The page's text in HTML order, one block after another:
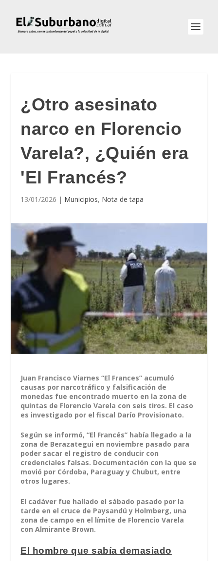
¿Otro asesinato
narco en Florencio
Varela?, ¿Quién era
'El Francés?
13/01/2026 | Municipios, Nota de tapa
Juan Francisco Viarnes “El Frances” acumuló
causas por narcotráfico y falsificación de
monedas fue encontrado muerto en la zona de
quintas de Florencio Varela con seis tiros. El caso
es investigado por el fiscal Darío Provisionato.
Según se informó, “El Francés” había llegado a la
zona de Berazategui en noviembre pasado para
poder sacar el registro de conducir con
credenciales falsas. Documentación con la que se
movió por Córdoba, Paraguay y Chubut, entre
otros lugares.
El cadáver fue hallado el sábado pasado por la
tarde en el cruce de Paysandú y Holmberg, una
zona de campo en el límite de Florencio Varela
con Almirante Brown.
El hombre que sabía demasiado